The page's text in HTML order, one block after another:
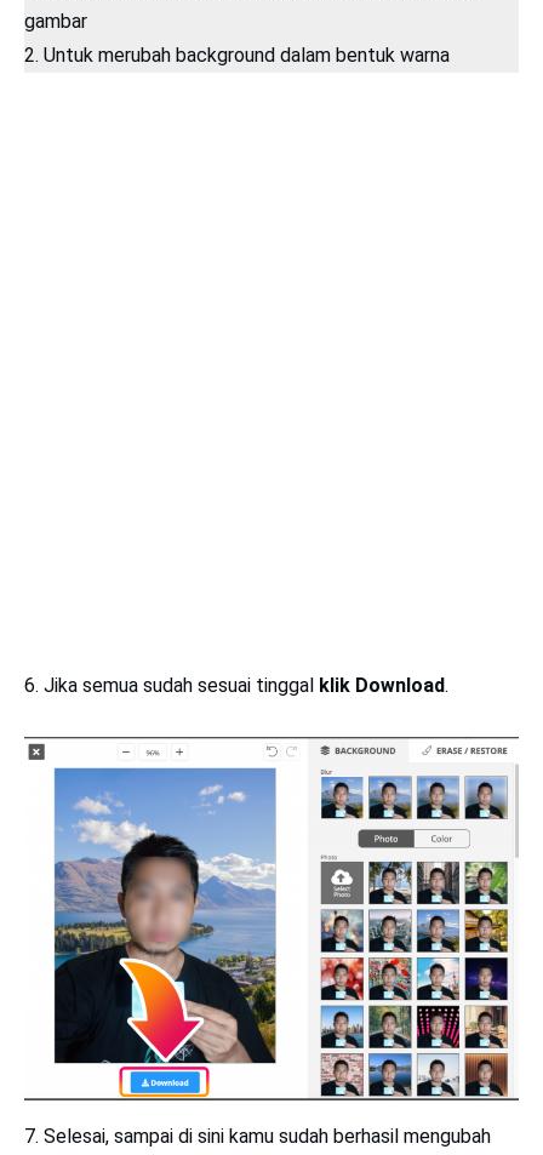
gambar
2. Untuk merubah background dalam bentuk warna
6. Jika semua sudah sesuai tinggal klik Download.
7. Selesai, sampai di sini kamu sudah berhasil mengubah